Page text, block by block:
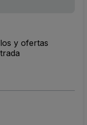
y ofertas